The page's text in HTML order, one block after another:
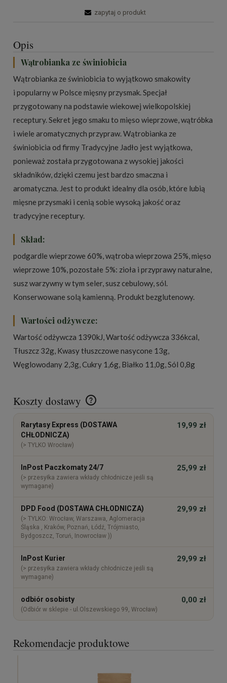
zapytaj o produkt
Opis
Wątrobianka ze świniobicia
Wątrobianka ze świniobicia to wyjątkowo smakowity
i popularny w Polsce mięsny przysmak. Specjał
przygotowany na podstawie wiekowej wielkopolskiej
receptury. Sekret jego smaku to mięso wieprzowe, wątróbka
i wiele aromatycznych przypraw. Wątrobianka ze
świniobicia od firmy Tradycyjne Jadło jest wyjątkowa,
ponieważ została przygotowana z wysokiej jakości
składników, dzięki czemu jest bardzo smaczna i
aromatyczna. Jest to produkt idealny dla osób, które lubią
mięsne przysmaki i cenią sobie wysoką jakość oraz
tradycyjne receptury.
Skład:
podgardle wieprzowe 60%, wątroba wieprzowa 25%, mięso
wieprzowe 10%, pozostałe 5%: zioła i przyprawy naturalne,
susz warzywny w tym seler, susz cebulowy, sól.
Konserwowane solą kamienną. Produkt bezglutenowy.
Wartości odżywcze:
Wartość odżywcza 1390kJ, Wartość odżywcza 336kcal,
Tłuszcz 32g, Kwasy tłuszczowe nasycone 13g,
Węglowodany 2,3g, Cukry 1,6g, Białko 11,0g, Sól 0,8g
Koszty dostawy
Cena nie zawiera ewentualnych kosztów płatności
Rarytasy Express (DOSTAWA
CHŁODNICZA)
(> TYLKO Wrocław)
19,99 zł
InPost Paczkomaty 24/7
(> przesyłka zawiera wkłady chłodnicze jeśli są
wymagane)
25,99 zł
DPD Food (DOSTAWA CHŁODNICZA)
(> TYLKO: Wrocław, Warszawa, Aglomeracja
Śląska , Kraków, Poznań, Łódź, Trójmiasto,
Bydgoszcz, Toruń, Inowrocław ))
29,99 zł
InPost Kurier
(> przesyłka zawiera wkłady chłodnicze jeśli są
wymagane)
29,99 zł
odbiór osobisty
(Odbiór w sklepie - ul.Olszewskiego 99, Wrocław)
0,00 zł
Rekomendacje produktowe